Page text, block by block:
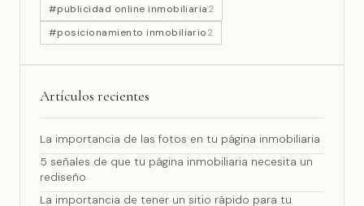
#publicidad online inmobiliaria 2
#posicionamiento inmobiliario 2
Artículos recientes
La importancia de las fotos en tu página inmobiliaria
5 señales de que tu página inmobiliaria necesita un
rediseño
La importancia de tener un sitio rápido para tu